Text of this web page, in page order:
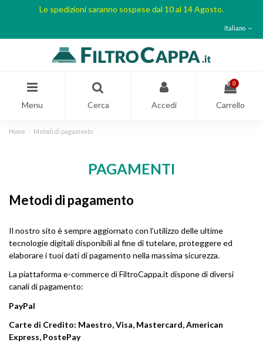
Le spedizioni saranno sospese dal 10 al 14 Agosto.
Italiano
Menu Cerca Accedi
0
Carrello
Home Metodi di pagamento
PAGAMENTI
Metodi di pagamento
Il nostro sito è sempre aggiornato con l’utilizzo delle ultime
tecnologie digitali disponibili al fine di tutelare, proteggere ed
elaborare i tuoi dati di pagamento nella massima sicurezza.
La piattaforma e-commerce di FiltroCappa.it dispone di diversi
canali di pagamento:
PayPal
Carte di Credito: Maestro, Visa, Mastercard, American
Express, PostePay